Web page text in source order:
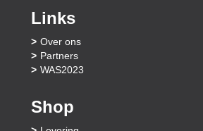
Links
Over ons
Partners
WAS2023
Shop